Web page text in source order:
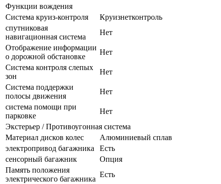
Функции вождения
Система круиз-контроля
Круизнетконтроль
спутниковая
навигационная система
Нет
Отображение информации
о дорожной обстановке
Нет
Система контроля слепых
зон
Нет
Система поддержки
полосы движения
Нет
система помощи при
парковке
Нет
Экстерьер / Противоугонная система
Материал дисков колес
Алюминиевый сплав
электропривод багажника
Есть
сенсорный багажник
Опция
Память положения
электрического багажника
Есть